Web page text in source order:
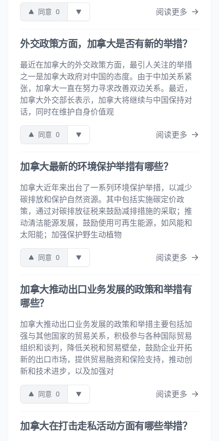
同意 0 阅读更多
外交政策方面，加拿大是否有新的举措？
最近在加拿大的外交政策方面，最引人关注的举措
之一是加拿大政府对中国的态度。由于中加关系紧
张，加拿大一直在努力寻求改善双边关系。最近，
加拿大外交部长表示，加拿大将继续与中国保持对
话，同时在维护自身价值观
同意 0 阅读更多
加拿大最新的环境保护举措有哪些？
加拿大近年来出台了一系列环境保护举措，以减少
碳排放和保护自然资源。其中包括实施碳定价政
策，通过对碳排放征税来鼓励减排措施的采取；推
动清洁能源发展，鼓励使用可再生能源，如风能和
太阳能；加强保护野生动植物
同意 0 阅读更多
加拿大推动出口业务发展的政策和举措有
哪些？
加拿大推动出口业务发展的政策和举措主要包括加
强与其他国家的贸易关系，积极参与各种国际贸易
组织和谈判，降低关税和贸易壁垒，鼓励企业开拓
新的出口市场，提供贸易融资和保险支持，推动创
新和技术进步，以及加强对
同意 0 阅读更多
加拿大在打击走私活动方面有哪些举措？